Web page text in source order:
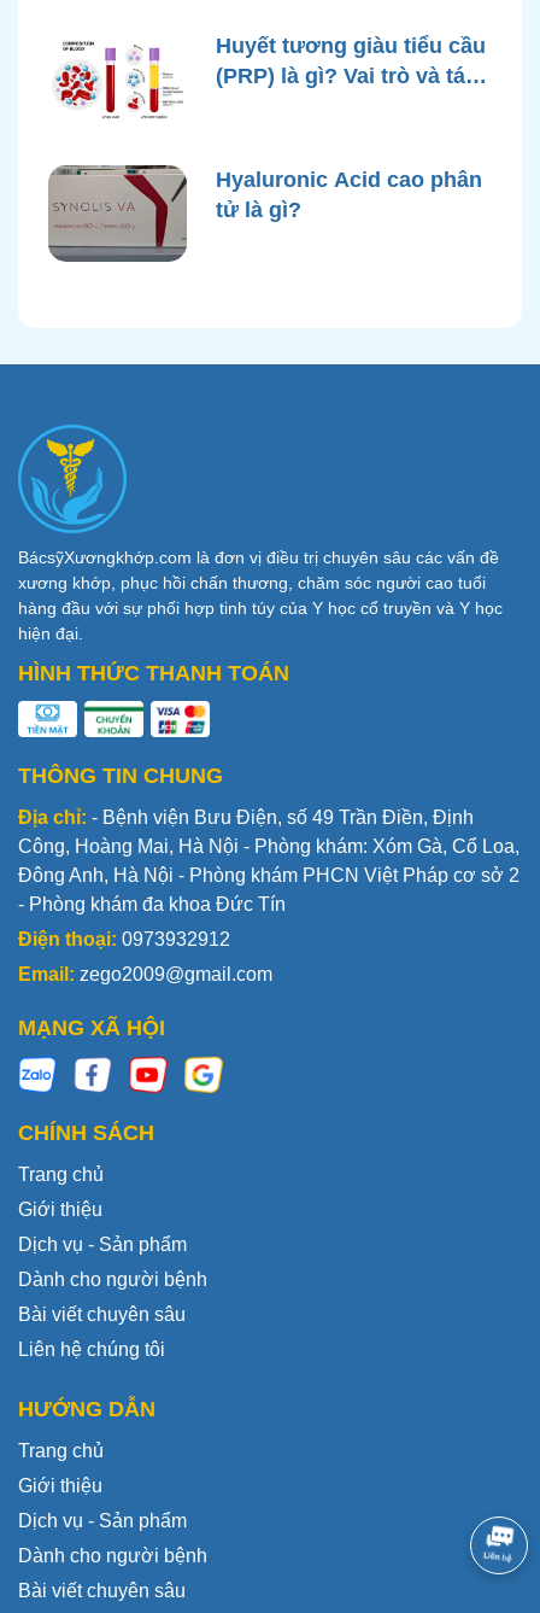
Huyết tương giàu tiểu cầu
(PRP) là gì? Vai trò và tác
Hyaluronic Acid cao phân
tử là gì?
BácsỹXươngkhớp.com là đơn vị điều trị chuyên sâu các vấn đề
xương khớp, phục hồi chấn thương, chăm sóc người cao tuổi
hàng đầu với sự phối hợp tinh túy của Y học cổ truyền và Y học
hiện đại.
HÌNH THỨC THANH TOÁN
THÔNG TIN CHUNG
Địa chỉ: - Bệnh viện Bưu Điện, số 49 Trần Điền, Định
Công, Hoàng Mai, Hà Nội - Phòng khám: Xóm Gà, Cổ Loa,
Đông Anh, Hà Nội - Phòng khám PHCN Việt Pháp cơ sở 2
- Phòng khám đa khoa Đức Tín
Điện thoại: 0973932912
Email: zego2009@gmail.com
MẠNG XÃ HỘI
CHÍNH SÁCH
Trang chủ
Giới thiệu
Dịch vụ - Sản phẩm
Dành cho người bệnh
Bài viết chuyên sâu
Liên hệ chúng tôi
HƯỚNG DẪN
Trang chủ
Giới thiệu
Dịch vụ - Sản phẩm
Dành cho người bệnh
Bài viết chuyên sâu